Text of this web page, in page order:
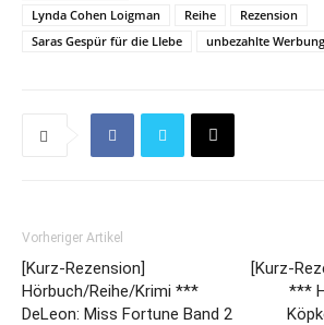
Lynda Cohen Loigman
Reihe
Rezension
Saras Gespür für die LIebe
unbezahlte Werbung
Vorheriger Artikel
[Kurz-Rezension]
Hörbuch/Reihe/Krimi ***
DeLeon: Miss Fortune Band 2
[Kurz-
***